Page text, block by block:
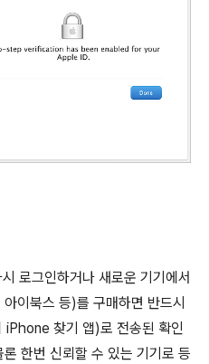
로그인하거나 새로운 기기에서
이북스 등)를 구매하면 반드시
iPhone 찾기 앱)로 전송된 확인
한번 신뢰할 수 있는 기기로 등